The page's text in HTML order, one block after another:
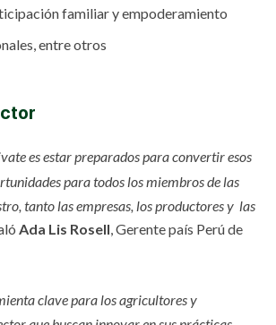
familiar y empoderamiento
entre otros
es estar preparados para convertir esos
para todos los miembros de las
tanto las empresas, los productores y las
Ada Lis Rosell , Gerente país Perú de
clave para los agricultores y